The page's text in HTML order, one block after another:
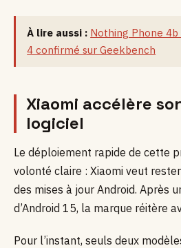
À lire aussi : Nothing Phone 4b
4 confirmé sur Geekbench
Xiaomi accélère
logiciel
Le déploiement rapide de cette
volonté claire : Xiaomi veut
des mises à jour Android. Après
d’Android 15, la marque réitère
Pour l’instant, seuls deux